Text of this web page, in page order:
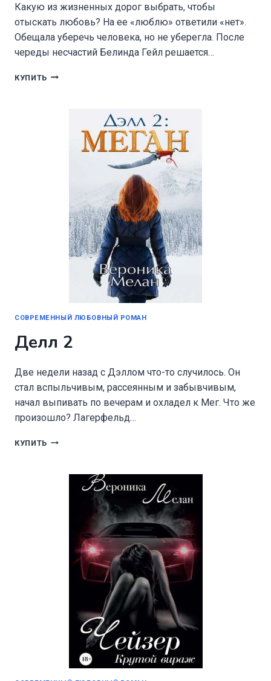
Какую из жизненных дорог выбрать, чтобы
отыскать любовь? На ее «люблю» ответили «нет».
Обещала уберечь человека, но не уберегла. После
череды несчастий Белинда Гейл решается…
КУПИТЬ ПОСЛЕДНИЙ
СОВРЕМЕННЫЙ ЛЮБОВНЫЙ РОМАН
Делл 2
Две недели назад с Дэллом что-то случилось. Он
стал вспыльчивым, рассеянным и забывчивым,
начал выпивать по вечерам и охладел к Мег. Что же
произошло? Лагерфельд…
КУПИТЬ ДЕЛЛ